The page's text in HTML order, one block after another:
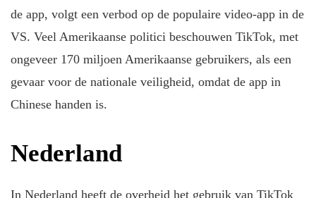
de app, volgt een verbod op de populaire video-app in de
VS. Veel Amerikaanse politici beschouwen TikTok, met
ongeveer 170 miljoen Amerikaanse gebruikers, als een
gevaar voor de nationale veiligheid, omdat de app in
Chinese handen is.
Nederland
In Nederland heeft de overheid het gebruik van TikTok